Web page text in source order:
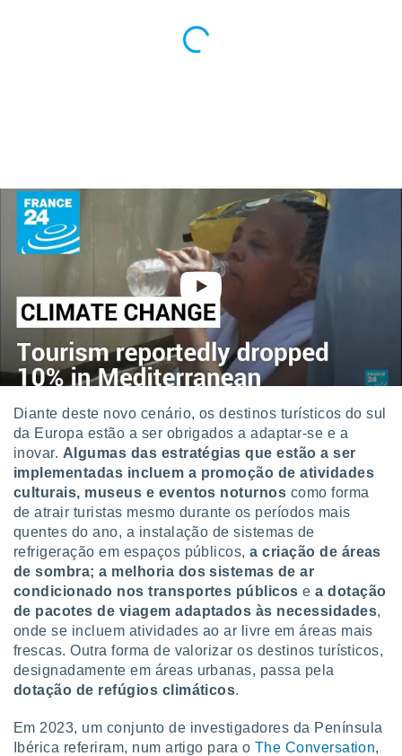
Diante deste novo cenário, os destinos turísticos do sul
da Europa estão a ser obrigados a adaptar-se e a
inovar. Algumas das estratégias que estão a ser
implementadas incluem a promoção de atividades
culturais, museus e eventos noturnos como forma
de atrair turistas mesmo durante os períodos mais
quentes do ano, a instalação de sistemas de
refrigeração em espaços públicos,a criação de áreas
de sombra; a melhoria dos sistemas de ar
condicionado nos transportes públicos ea dotação
de pacotes de viagem adaptados às necessidades,
onde se incluem atividades ao ar livre em áreas mais
frescas. Outra forma de valorizar os destinos turísticos,
designadamente em áreas urbanas, passa pela
dotação de refúgios climáticos.
Em 2023, um conjunto de investigadores da Península
Ibérica referiram, num artigo para o The Conversation,